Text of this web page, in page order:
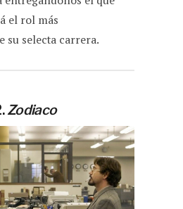
el rol más
su selecta carrera.
Zodiaco